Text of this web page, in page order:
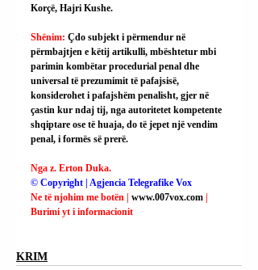
Korçë, Hajri Kushe.
Shënim: Çdo subjekt i përmendur në
përmbajtjen e këtij artikulli, mbështetur mbi
parimin kombëtar procedurial penal dhe
universal të prezumimit të pafajsisë,
konsiderohet i pafajshëm penalisht, gjer në
çastin kur ndaj tij, nga autoritetet kompetente
shqiptare ose të huaja, do të jepet një vendim
penal, i formës së prerë.
Nga z. Erton Duka.
© Copyright | Agjencia Telegrafike Vox
Ne të njohim me botën | www.007vox.com |
Burimi yt i informacionit
KRIM